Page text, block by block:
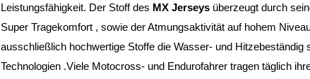
Leistungsfähigkeit. Der Stoff des MX Jerseys überzeugt durch
Super Tragekomfort , sowie der Atmungsaktivität auf hohem
ausschließlich hochwertige Stoffe die Wasser- und Hitzebeständig
Technologien .Viele Motocross- und Endurofahrer tragen täglich